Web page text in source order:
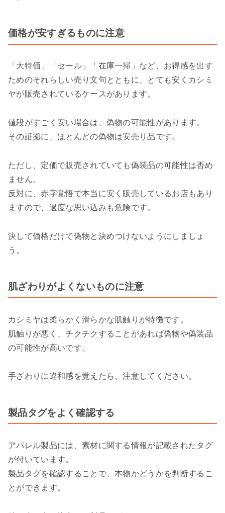
価格が安すぎるものに注意
「大特価」「セール」「在庫一掃」など、お得感を出す
ためのそれらしい売り文句とともに、とても安くカシミ
ヤが販売されているケースがあります。
値段がすごく安い場合は、偽物の可能性があります。
その証拠に、ほとんどの偽物は安売り品です。
ただし、定価で販売されていても偽装品の可能性は否め
ません。
反対に、赤字覚悟で本当に安く販売しているお店もあり
ますので、過度な思い込みも危険です。
決して価格だけで偽物と決めつけないようにしましょ
う。
肌ざわりがよくないものに注意
カシミヤは柔らかく滑らかな肌触りが特徴です。
肌触りが悪く、チクチクすることがあれば偽物や偽装品
の可能性が高いです。
手ざわりに違和感を覚えたら、注意してください。
製品タグをよく確認する
アパレル製品には、素材に関する情報が記載されたタグ
が付いています。
製品タグを確認することで、本物かどうかを判断するこ
とができます。